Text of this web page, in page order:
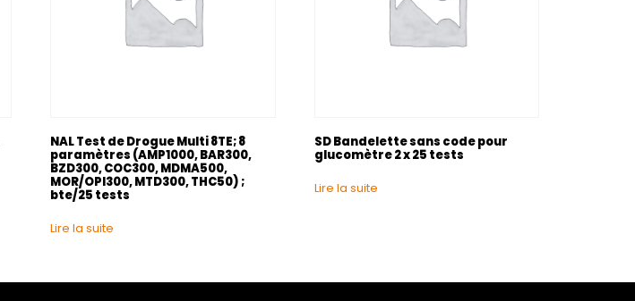
NAL Test de Drogue Multi 8TE; 8
paramètres (AMP1000, BAR300,
BZD300, COC300, MDMA500,
MOR/OPI300, MTD300, THC50) ;
bte/25 tests
Lire la suite
SD Bandelette sans code pour
glucomètre 2 x 25 tests
Lire la suite